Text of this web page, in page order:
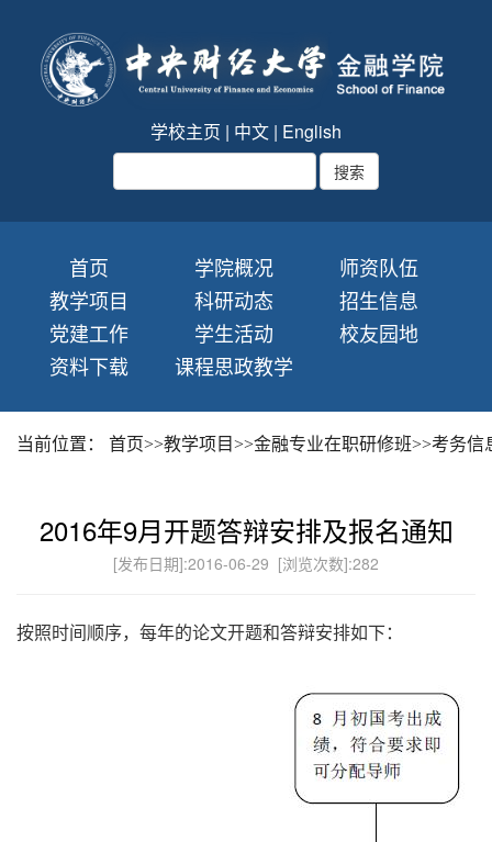
学校主页 | 中文 | English
首页 学院概况
师资队伍
教学项目
科研动态
招生信息
党建工作
学生活动
校友园地
资料下载
课程思政教学
当前位置： 首页>>教学项目>>金融专业在职研修班>>考务信
2016年9月开题答辩安排及报名通知
[发布日期]:2016-06-29 [浏览次数]:282
按照时间顺序，每年的论文开题和答辩安排如下：